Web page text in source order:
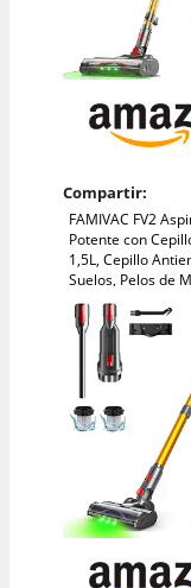
Compartir:
FAMIVAC FV2
Potente con
1,5L, Cepillo
Suelos, Pelos de